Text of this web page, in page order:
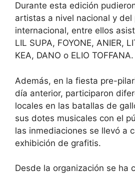
Durante esta edición
artistas a nivel nacional y del
internacional, entre ellos
LIL SUPA, FOYONE, ANIER,
KEA, DANO o ELIO TOFFANA.
Además, en la fiesta pre-
día anterior, participaron
locales en las batallas de
sus dotes musicales con el
las inmediaciones se llevó a
exhibición de grafitis.
Desde la organización se ha